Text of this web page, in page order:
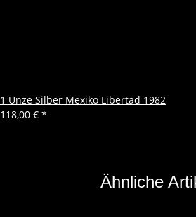
1 Unze Silber Mexiko Libertad 1982
118,00 € *
Ähnliche